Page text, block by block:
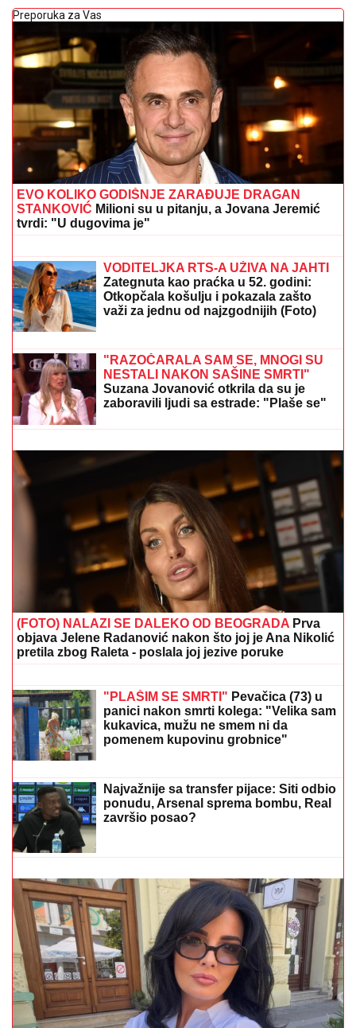
Preporuka za Vas
EVO KOLIKO GODIŠNJE ZARAĐUJE DRAGAN
STANKOVIĆ Milioni su u pitanju, a Jovana Jeremić
tvrdi: "U dugovima je"
RHMZizdao važna upozorenja za sve
Otkopčala košulju i pokazala zašto
važi za jednu od najzgodnijih (Foto)
TEŠKA NESREĆA KOD RUMEAuto udario u bicikl,
"RAZOČARALA SAM SE, MNOGI SU
NESTALI NAKON SAŠINE SMRTI"
Suzana Jovanović otkrila da su je
zaboravili ljudi sa estrade: "Plaše se"
"ZLO ĆE SE PRETVARATI DA JE
DOBRO"Dea Đurđević iznenadila
objavom, voditeljka podelila savet:
"Kad god vidiš zlo, veruj da je zlo"
(FOTO) NALAZI SE DALEKO OD BEOGRADAPrva
objava Jelene Radanović nakon što joj je Ana Nikolić
pretila zbog Raleta - poslala joj jezive poruke
DRAMA U OVČARSKO-KABLARSKOJ
KLISURIKolima sleteo sa puta
direktno u jezero, u toku izvlačenje
vozila (FOTO)